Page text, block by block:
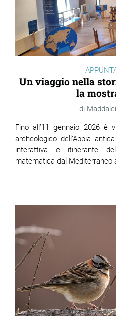
Un viaggio nella
la
Fino all’11 gennaio 2026 è
archeologico dell’Appia
interattiva e itinerante
matematica dal Mediterraneo